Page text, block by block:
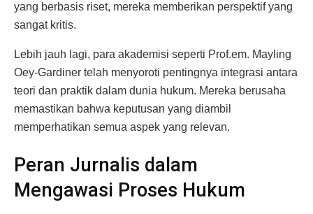
yang berbasis riset, mereka memberikan perspektif yang
sangat kritis.
Lebih jauh lagi, para akademisi seperti Prof.em. Mayling
Oey-Gardiner telah menyoroti pentingnya integrasi antara
teori dan praktik dalam dunia hukum. Mereka berusaha
memastikan bahwa keputusan yang diambil
memperhatikan semua aspek yang relevan.
Peran Jurnalis dalam
Mengawasi Proses Hukum